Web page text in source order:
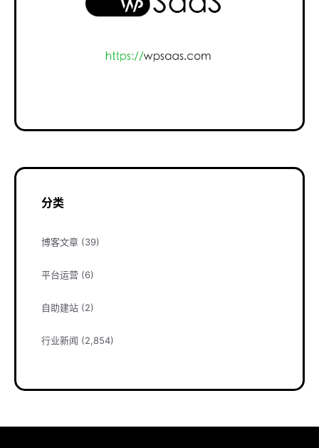
分类
博客文章 (39)
平台运营 (6)
自助建站 (2)
行业新闻 (2,854)